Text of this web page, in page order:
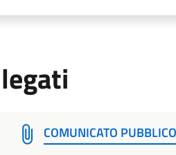
COMUNICATO